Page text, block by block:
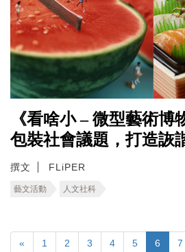
《看啥小 – 微型藝術博
包裝社會議題，打造詼
撰文 FLiPER
藝文活動 人文社科
« 1 2 3 4 5 6 7